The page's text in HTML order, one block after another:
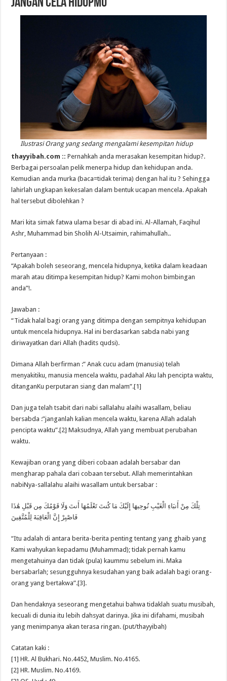
Jangan Cela Hidupmu
Ilustrasi Orang yang sedang mengalami kesempitan hidup
thayyibah.com ::Pernahkah anda merasakan kesempitan hidup?.
Berbagai persoalan pelik menerpa hidup dan kehidupan anda.
Kemudian anda murka (baca=tidak terima) dengan hal itu ? Sehingga
lahirlah ungkapan kekesalan dalam bentuk ucapan mencela. Apakah
hal tersebut dibolehkan ?
Mari kita simak fatwa ulama besar di abad ini. Al-Allamah, Faqihul
Ashr, Muhammad bin Sholih Al-Utsaimin, rahimahullah..
Pertanyaan :
“Apakah boleh seseorang, mencela hidupnya, ketika dalam keadaan
marah atau ditimpa kesempitan hidup? Kami mohon bimbingan
anda”!.
Jawaban :
“Tidak halal bagi orang yang ditimpa dengan sempitnya kehidupan
untuk mencela hidupnya. Hal ini berdasarkan sabda nabi yang
diriwayatkan dari Allah (hadits qudsi).
Dimana Allah berfirman :” Anak cucu adam (manusia) telah
menyakitiku, manusia mencela waktu, padahal Aku lah pencipta waktu,
ditanganKu perputaran siang dan malam”.[1]
Dan juga telah tsabit dari nabi sallalahu alaihi wasallam, beliau
bersabda :”janganlah kalian mencela waktu, karena Allah adalah
pencipta waktu”.[2] Maksudnya, Allah yang membuat perubahan
waktu.
Kewajiban orang yang diberi cobaan adalah bersabar dan
mengharap pahala dari cobaan tersebut. Allah memerintahkan
nabiNya-sallalahu alaihi wasallam untuk bersabar :
تِلْكَ مِنْ أَنبَاءِ الْغَيْبِ نُوحِيهَا إِلَيْكَ مَا كُنتَ تَعْلَمُهَا أَنتَ وَلَا قَوْمُكَ مِن قَبْلِ هَٰذَا
فَاصْبِرْ إِنَّ الْعَاقِبَةَ لِلْمُتَّقِينَ
“Itu adalah di antara berita-berita penting tentang yang ghaib yang
Kami wahyukan kepadamu (Muhammad); tidak pernah kamu
mengetahuinya dan tidak (pula) kaummu sebelum ini. Maka
bersabarlah; sesungguhnya kesudahan yang baik adalah bagi orang-
orang yang bertakwa”.[3].
Dan hendaknya seseorang mengetahui bahwa tidaklah suatu musibah,
kecuali di dunia itu lebih dahsyat darinya. Jika ini difahami, musibah
yang menimpanya akan terasa ringan. (put/thayyibah)
Catatan kaki :
[1] HR. Al Bukhari. No.4452, Muslim. No.4165.
[2] HR. Muslim. No.4169.